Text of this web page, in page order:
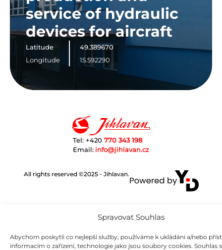
Spravovat Souhlas
Abychom poskytli co nejlepší služby, používáme k ukládání a/nebo
informacím o zařízení, technologie jako jsou soubory cookies. Souhlas
service of hydraulic
devices for aircraft
Latitude
Longitude
49.389670
15.592290
Tel: +420 770 343 198
Email: info@jihlavan.cz
All rights reserved ©2025 - Jihlavan.